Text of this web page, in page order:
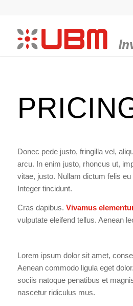
Donec pede justo, fringilla vel,
arcu. In enim justo, rhoncus ut,
vitae, justo. Nullam dictum felis
Integer tincidunt.
Cras dapibus. Vivamus
vulputate eleifend tellus. Aenean
Lorem ipsum dolor sit amet,
Aenean commodo ligula eget
sociis natoque penatibus et
nascetur ridiculus mus.